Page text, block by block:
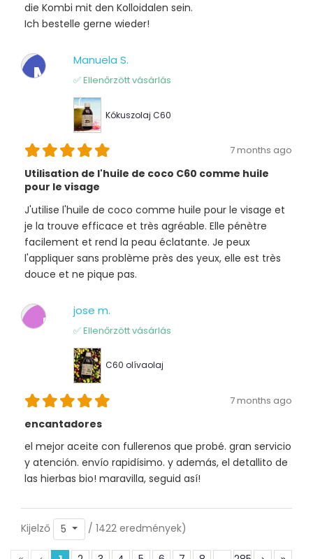
die Kombi mit den Kolloidalen sein.
Ich bestelle gerne wieder!
M
Manuela S.
✅ Ellenőrzött vásárlás
Kókuszolaj C60
7 months ago
Utilisation de l'huile de coco C60 comme huile
pour le visage
J'utilise l'huile de coco comme huile pour le visage et
je la trouve efficace et très agréable. Elle pénètre
facilement et rend la peau éclatante. Je peux
l'appliquer sans problème près des yeux, elle est très
douce et ne pique pas.
J
jose m.
✅ Ellenőrzött vásárlás
C60 olívaolaj
7 months ago
encantadores
el mejor aceite con fullerenos que probé. gran servicio
y atención. envío rapidísimo. y además, el detallito de
las hierbas bio! maravilla, seguid así!
Kijelző 5 / 1422 eredmények)